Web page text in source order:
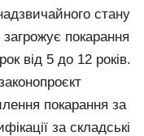
стану
покарання
від 5 до 12 років.
покарання за
за складські